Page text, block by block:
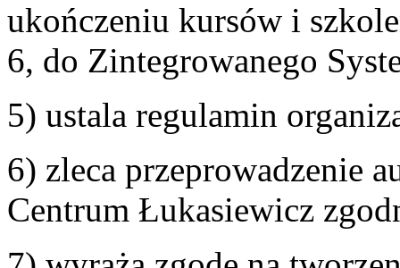
ukończeniu kursów i
6, do Zintegrowanego
5) ustala regulamin
6) zleca przeprowadzenie
Centrum Łukasiewicz